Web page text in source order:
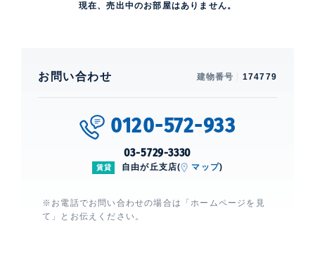
現在、売出中のお部屋はありません。
お問い合わせ 建物番号 174779
0120-572-933
03-5729-3330
賃貸 自由が丘支店( マップ)
※お電話でお問い合わせの場合は「ホームページを見
て」とお伝えください。